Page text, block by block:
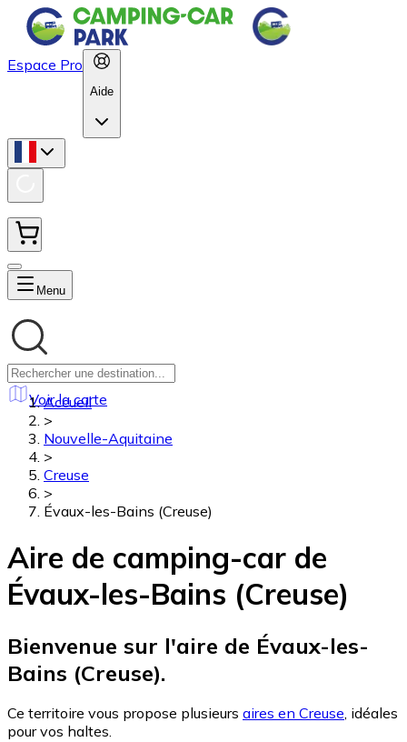
Espace Pro
Aide
Menu
Voir la carte
Accueil
>
Nouvelle-Aquitaine
>
Creuse
>
Évaux-les-Bains (Creuse)
Aire de camping-car de
Évaux-les-Bains (Creuse)
Bienvenue sur l'aire de Évaux-les-
Bains (Creuse).
Ce territoire vous propose plusieurs aires en Creuse, idéales
pour vos haltes.